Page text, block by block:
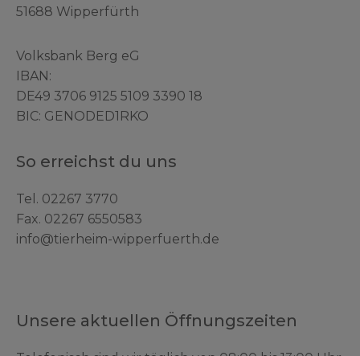
51688 Wipperfürth
Volksbank Berg eG
IBAN:
DE49 3706 9125 5109 3390 18
BIC: GENODED1RKO
So erreichst du uns
Tel. 02267 3770
Fax. 02267 6550583
info@tierheim-wipperfuerth.de
Unsere aktuellen Öffnungszeiten